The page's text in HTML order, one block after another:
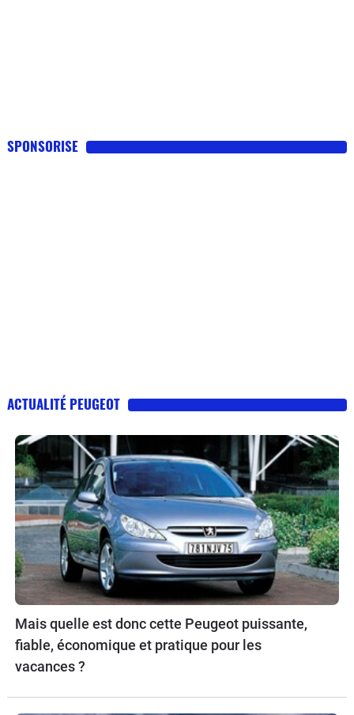
SPONSORISE
ACTUALITÉ PEUGEOT
Mais quelle est donc cette Peugeot puissante,
fiable, économique et pratique pour les
vacances ?